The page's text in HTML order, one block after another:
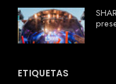
ETIQUETAS